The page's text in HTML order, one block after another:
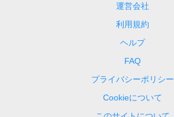
運営会社
利用規約
ヘルプ
FAQ
プライバシーポリシー
Cookieについて